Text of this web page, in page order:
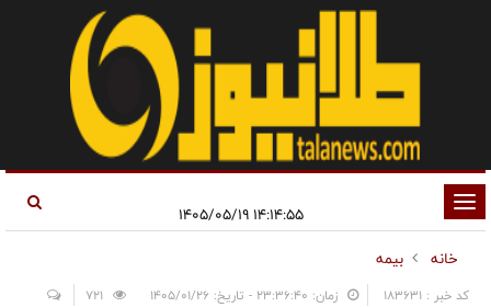
تغییر
وضعیت
ناوبری
۱۴:۱۴:۵۵ ۱۴۰۵/۰۵/۱۹
خانه
بیمه
کد خبر : 183631 زمان: ۲۳:۳۶:۴۰ - تاریخ: ۱۴۰۵/۰۱/۲۶